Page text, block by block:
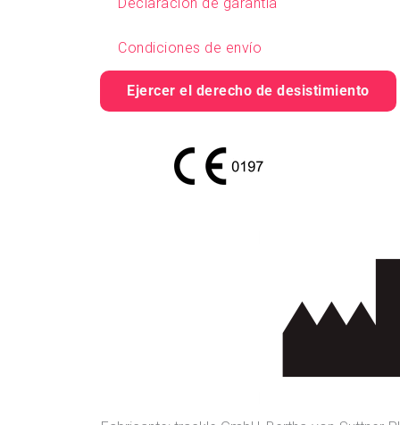
Condiciones de envío
Ejercer el derecho de desistimiento